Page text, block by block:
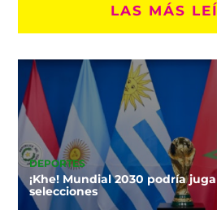
LAS MÁS
DEPORTES
¡Khe! Mundial 2030 podría
selecciones